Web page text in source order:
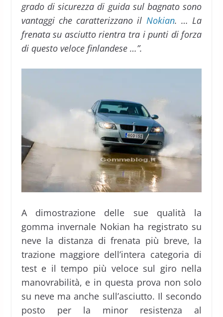
grado di sicurezza di guida sul bagnato sono
vantaggi che caratterizzano il Nokian. … La
frenata su asciutto rientra tra i punti di forza
di questo veloce finlandese …”.
A dimostrazione delle sue qualità la
gomma invernale Nokian ha registrato su
neve la distanza di frenata più breve, la
trazione maggiore dell’intera categoria di
test e il tempo più veloce sul giro nella
manovrabilità, e in questa prova non solo
su neve ma anche sull’asciutto. Il secondo
posto per la minor resistenza al